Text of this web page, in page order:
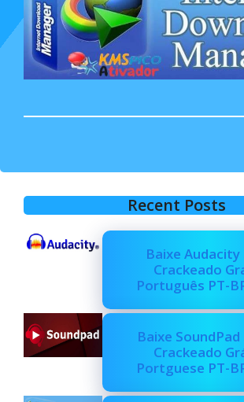
Recent Posts
Baixe Audacity
Crackeado
Português PT-
Baixe SoundPad
Crackeado
Portguese PT-